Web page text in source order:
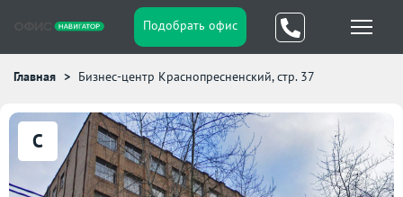
Подобрать офис
Главная Бизнес-центр Краснопресненский, стр. 37
C